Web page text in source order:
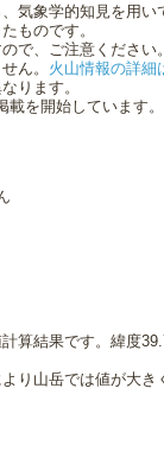
気象学的知見を用
ものです。
で、ご注意ください。
ん。 火山情報の詳細
ります。
を開始しています。
算結果です。緯度
り山岳では値が大